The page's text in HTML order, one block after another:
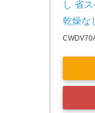
し 省
乾燥な